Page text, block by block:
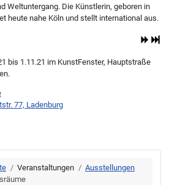
Weltuntergang. Die Künstlerin, geboren in
heute nahe Köln und stellt international aus.
bis 1.11.21 im KunstFenster, Hauptstraße
77, Ladenburg
Veranstaltungen
Ausstellungen